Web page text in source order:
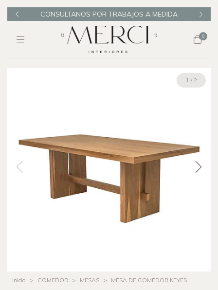
CONSULTANOS POR TRABAJOS A MEDIDA
0
1 / 2
Inicio > COMEDOR > MESAS > MESA DE COMEDOR KEYES